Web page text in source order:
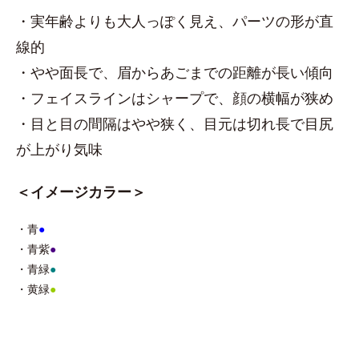
・実年齢よりも大人っぽく見え、パーツの形が直
線的
・やや面長で、眉からあごまでの距離が長い傾向
・フェイスラインはシャープで、顔の横幅が狭め
・目と目の間隔はやや狭く、目元は切れ長で目尻
が上がり気味
＜イメージカラー＞
・青●
・青紫●
・青緑●
・黄緑●